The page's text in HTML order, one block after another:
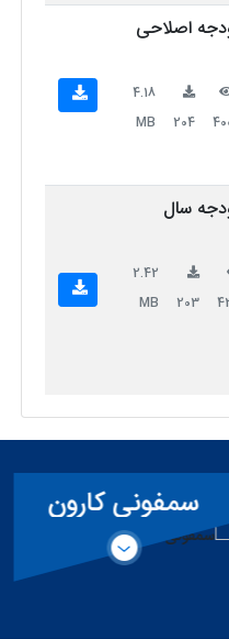
اصلاحی
204
4.18
MB
سال
203
2.42
MB
سمفونی کارون